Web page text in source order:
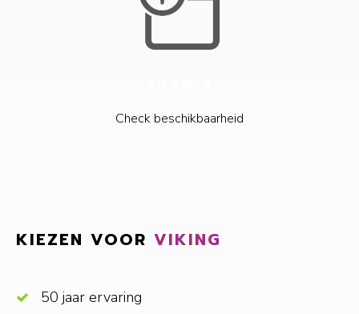
Check beschikbaarheid
KIEZEN VOOR VIKING
50 jaar ervaring